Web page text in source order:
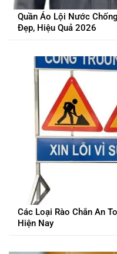
Quần Áo Lội Nước
Đẹp, Hiệu Quả 2026
Các Loại Rào Chắn An
Hiện Nay